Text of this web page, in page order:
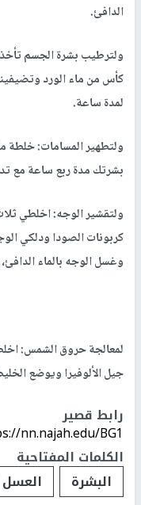
الدافئ.
ولترطيب بشرة الجسم
كأس من ماء الورد
لمدة ساعة.
ولتطهير المسامات:
بشرتك مدة ربع ساعة مع
ولتقشير الوجه: اخلطي
كربونات الصودا ودلكي
وغسل الوجه بالماء
لمعالجة حروق الشمس:
جيل الألوفيرا ويوضع
رابط قصير
nn.najah.edu/BG1/
الكلمات المفتاحية
البشرة